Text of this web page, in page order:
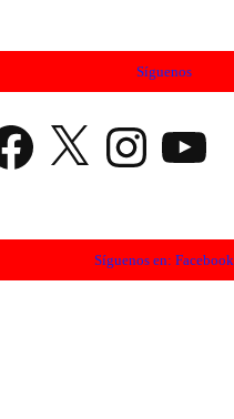
Síguenos
X Instagram
Síguenos en: Facebook